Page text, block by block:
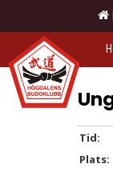
Tid:
Plats: